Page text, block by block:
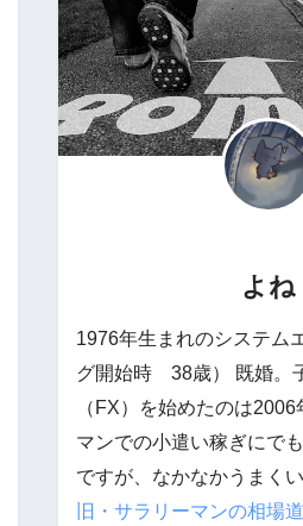
よね
1976年生まれのシステム
グ開始時 38歳） 既婚。
（FX）を始めたのは
マンでの小遣い稼ぎにで
ですが、なかなかうまく
旧・サラリーマンの相場道